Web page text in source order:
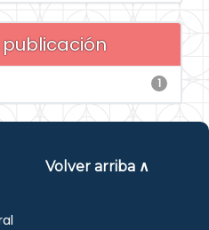
1
Volver arriba ∧